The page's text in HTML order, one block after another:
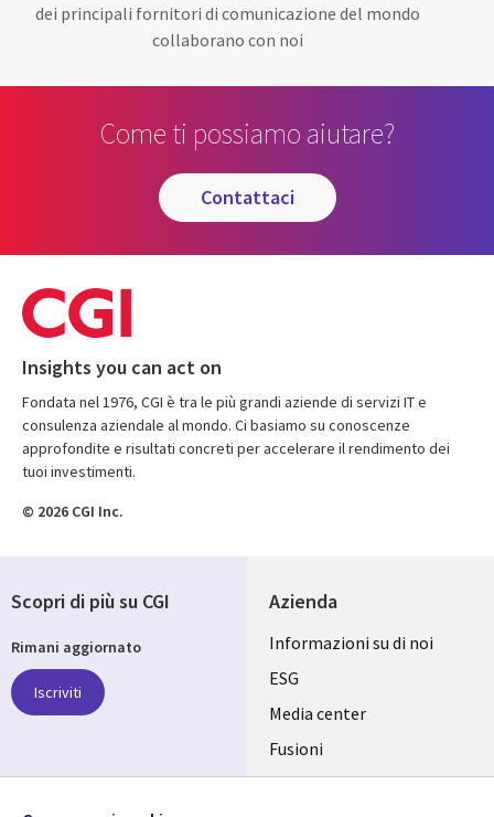
dei principali fornitori di comunicazione del mondo
collaborano con noi
Come ti possiamo aiutare?
contattaci
Insights you can act on
Fondata nel 1976, CGI è tra le più grandi aziende di servizi IT e
consulenza aziendale al mondo. Ci basiamo su conoscenze
approfondite e risultati concreti per accelerare il rendimento dei
tuoi investimenti.
© 2026 CGI Inc.
Azienda
Useful
links
ITALY
IT
Informazioni su di noi
ESG
Media center
Fusioni
Investitori
Scopri di più su CGI
Rimani aggiornato
Iscriviti